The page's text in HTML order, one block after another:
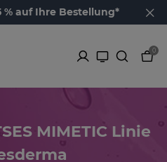
% auf Ihre Bestellung*
0
MIMETIC Linie